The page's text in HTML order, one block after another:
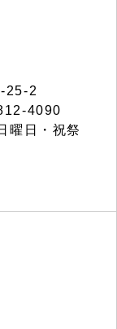
25-2
4090
曜日・祝祭